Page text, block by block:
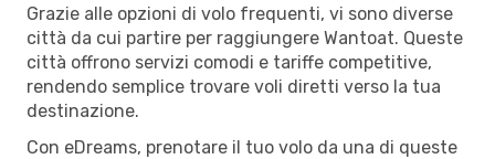
Grazie alle opzioni di volo frequenti, vi sono diverse
città da cui partire per raggiungere Wantoat. Queste
città offrono servizi comodi e tariffe competitive,
rendendo semplice trovare voli diretti verso la tua
destinazione.
Con eDreams, prenotare il tuo volo da una di queste